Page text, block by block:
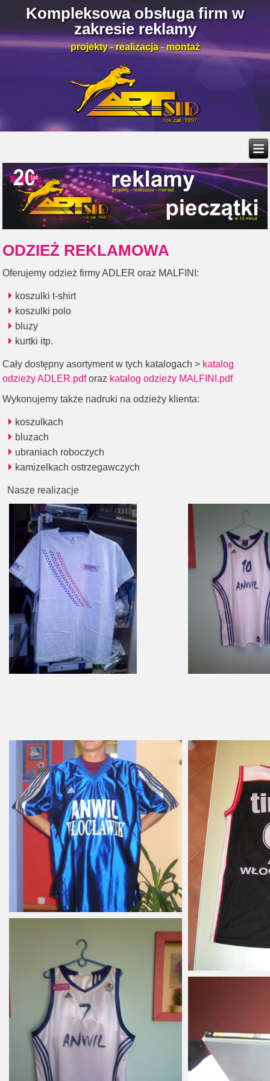
Kompleksowa obsługa firm w
zakresie reklamy
projekty - realizacja - montaż
ODZIEŻ REKLAMOWA
Oferujemy odzież firmy ADLER oraz MALFINI:
koszulki t-shirt
koszulki polo
bluzy
kurtki itp.
Cały dostępny asortyment w tych katalogach > katalog
odzieży ADLER.pdforaz katalog odzieży MALFINI.pdf
Wykonujemy także nadruki na odzieży klienta:
koszulkach
bluzach
ubraniach roboczych
kamizelkach ostrzegawczych
Nasze realizacje